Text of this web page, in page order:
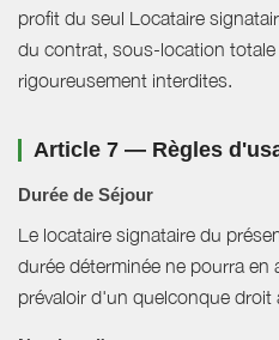
profit du seul Locataire
du contrat, sous-location
rigoureusement interdites.
Article 7 — Règles
Durée de Séjour
Le locataire signataire du
durée déterminée ne pourra
prévaloir d'un quelconque droit